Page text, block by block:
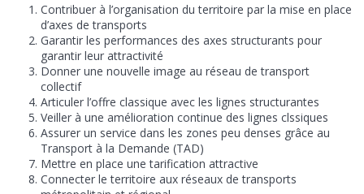
Contribuer à l’organisation du territoire par la mise en place
d’axes de transports
Garantir les performances des axes structurants pour
garantir leur attractivité
Donner une nouvelle image au réseau de transport
collectif
Articuler l’offre classique avec les lignes structurantes
Veiller à une amélioration continue des lignes clssiques
Assurer un service dans les zones peu denses grâce au
Transport à la Demande (TAD)
Mettre en place une tarification attractive
Connecter le territoire aux réseaux de transports